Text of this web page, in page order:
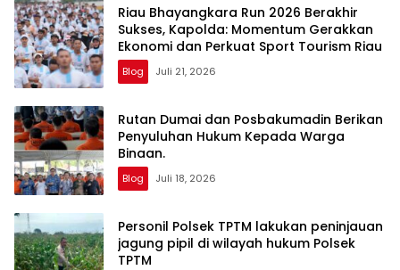
Riau Bhayangkara Run 2026 Berakhir
Sukses, Kapolda: Momentum Gerakkan
Ekonomi dan Perkuat Sport Tourism Riau
Blog Juli 21, 2026
Rutan Dumai dan Posbakumadin Berikan
Penyuluhan Hukum Kepada Warga
Binaan.
Blog Juli 18, 2026
Personil Polsek TPTM lakukan peninjauan
jagung pipil di wilayah hukum Polsek
TPTM